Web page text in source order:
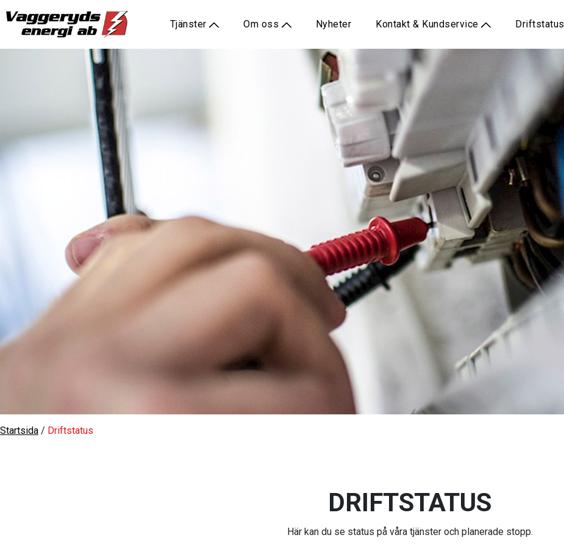
Tjänster Om oss Nyheter Kontakt & Kundservice Driftstatus
Startsida / Driftstatus
DRIFTSTATUS
Här kan du se status på våra tjänster och planerade stopp.